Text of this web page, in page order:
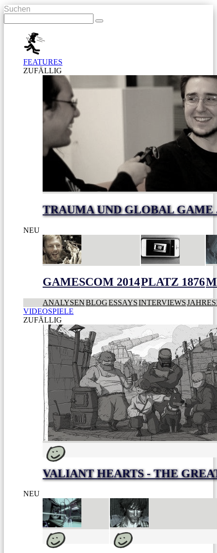
Suchen
FEATURES
ZUFÄLLIG
TRAUMA UND GLOBAL GAME
NEU
GAMESCOM 2014PLATZ 1876
ANALYSENBLOGESSAYSINTERVIEWS
VIDEOSPIELE
ZUFÄLLIG
VALIANT HEARTS - THE
NEU